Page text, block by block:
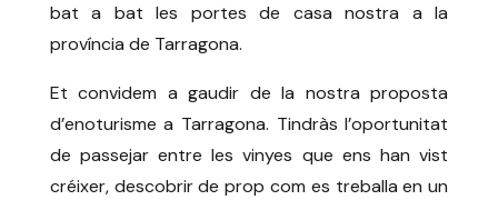
bat a bat les portes de casa nostra a la
província de Tarragona.
Et convidem a gaudir de la nostra proposta
d’enoturisme a Tarragona. Tindràs l’oportunitat
de passejar entre les vinyes que ens han vist
créixer, descobrir de prop com es treballa en un